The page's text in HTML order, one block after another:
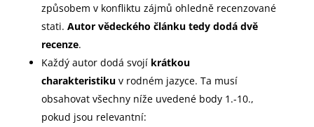
způsobem v konfliktu zájmů ohledně recenzované
stati. Autor vědeckého článku tedy dodá dvě
recenze.
Každý autor dodá svojí krátkou
charakteristiku v rodném jazyce. Ta musí
obsahovat všechny níže uvedené body 1.-10.,
pokud jsou relevantní: